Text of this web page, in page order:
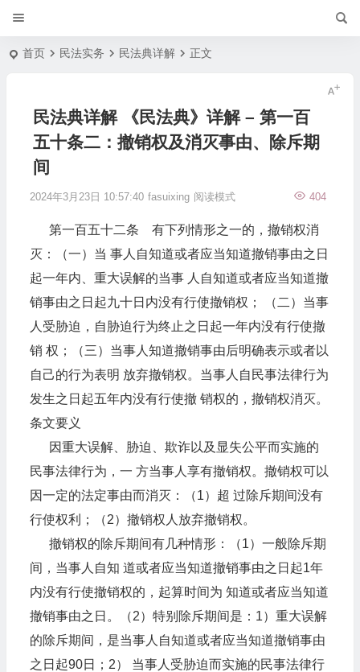
首页 民法实务 民法典详解 正文
民法典详解 《民法典》详解 – 第一百
五十条二：撤销权及消灭事由、除斥期
间
2024年3月23日 10:57:40 fasuixing 404
阅读模式
第一百五十二条 有下列情形之一的，撤销权消
灭：（一）当 事人自知道或者应当知道撤销事由之日
起一年内、重大误解的当事 人自知道或者应当知道撤
销事由之日起九十日内没有行使撤销权； （二）当事
人受胁迫，自胁迫行为终止之日起一年内没有行使撤
销 权；（三）当事人知道撤销事由后明确表示或者以
自己的行为表明 放弃撤销权。当事人自民事法律行为
发生之日起五年内没有行使撤 销权的，撤销权消灭。
条文要义
因重大误解、胁迫、欺诈以及显失公平而实施的
民事法律行为，一 方当事人享有撤销权。撤销权可以
因一定的法定事由而消灭：（1）超 过除斥期间没有
行使权利；（2）撤销权人放弃撤销权。
撤销权的除斥期间有几种情形：（1）一般除斥期
间，当事人自知 道或者应当知道撤销事由之日起1年
内没有行使撤销权的，起算时间为 知道或者应当知道
撤销事由之日。（2）特别除斥期间是：1）重大误解
的除斥期间，是当事人自知道或者应当知道撤销事由
之日起90日；2） 当事人受胁迫而实施的民事法律行